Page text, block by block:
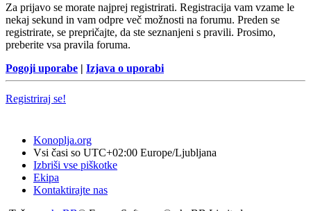
Za prijavo se morate najprej registrirati. Registracija vam vzame le
nekaj sekund in vam odpre več možnosti na forumu. Preden se
registrirate, se prepričajte, da ste seznanjeni s pravili. Prosimo,
preberite vsa pravila foruma.
Pogoji uporabe | Izjava o uporabi
Registriraj se!
Konoplja.org
Vsi časi so UTC+02:00 Europe/Ljubljana
Izbriši vse piškotke
Ekipa
Kontaktirajte nas